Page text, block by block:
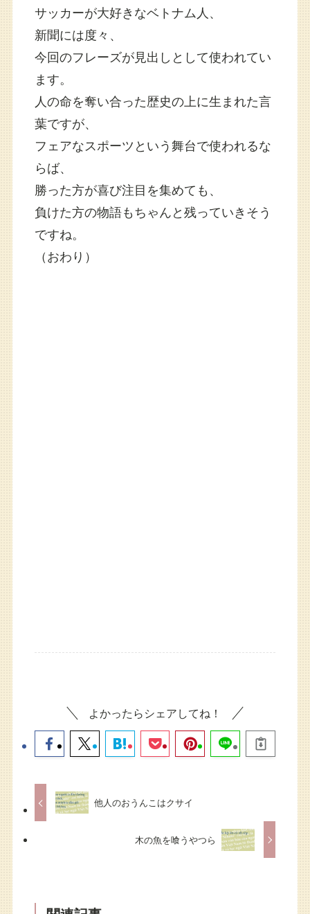
サッカーが大好きなベトナム人、
新聞には度々、
今回のフレーズが見出しとして使われてい
ます。
人の命を奪い合った歴史の上に生まれた言
葉ですが、
フェアなスポーツという舞台で使われるな
らば、
勝った方が喜び注目を集めても、
負けた方の物語もちゃんと残っていきそう
ですね。
（おわり）
よかったらシェアしてね！
他人のおうんこはクサイ
木の魚を喰うやつら